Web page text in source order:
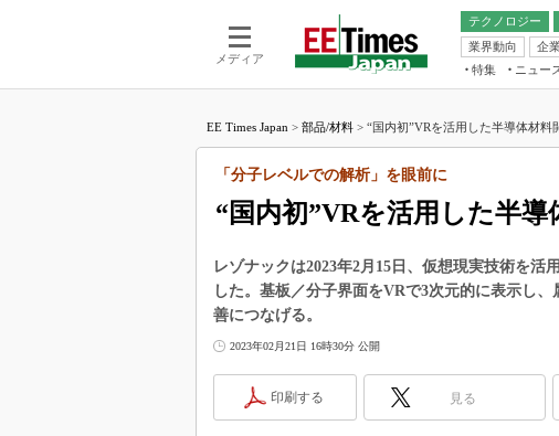
メディア
テクノロジー
電池／エネルギー
アナログ
マイコン
業界動向
企
特集 ニュー
福田昭のデバイス通
大山聡の業界スコー
リタイア直前エンジ
学漂流記
この10年で起こっ
電子ブック
EE Times Japan > 部品/材料 > “国内初”VRを活用した半導体材料
“国内初”VRを活用した半導
「分子レベルでの解析」を眼前に
レゾナックは2023年2月15日、仮想現実技術を
した。基板／分子界面をVRで3次元的に表示し
善につなげる。
2023年02月21日 16時30分 公開
印刷する 見る